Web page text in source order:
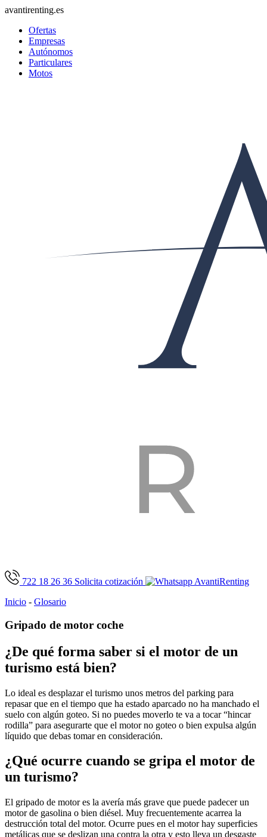
avantirenting.es
Ofertas
Empresas
Autónomos
Particulares
Motos
722 18 26 36 Solicita cotización
Inicio - Glosario
Gripado de motor coche
¿De qué forma saber si el motor de un
turismo está bien?
Lo ideal es desplazar el turismo unos metros del parking para
repasar que en el tiempo que ha estado aparcado no ha manchado el
suelo con algún goteo. Si no puedes moverlo te va a tocar “hincar
rodilla” para asegurarte que el motor no goteo o bien expulsa algún
líquido que debas tomar en consideración.
¿Qué ocurre cuando se gripa el motor de
un turismo?
El gripado de motor es la avería más grave que puede padecer un
motor de gasolina o bien diésel. Muy frecuentemente acarrea la
destrucción total del motor. Ocurre pues en el motor hay superficies
metálicas que se deslizan una contra la otra y esto lleva un desgaste